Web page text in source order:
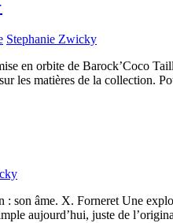
Stephanie Zwicky
en orbite de Barock’Coco
les matières de la collection.
: son âme. X. Forneret Une
aujourd’hui, juste de